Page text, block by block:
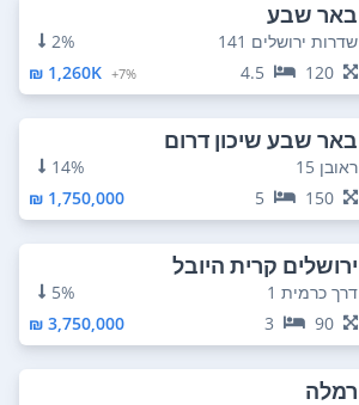
באר שבע
שדרות ירושלים 141
2%
120
4.5
7%+
1,260K ₪
באר שבע שיכון דרום
ראובן 15
14%
150
5
1,750,000 ₪
ירושלים קרית היובל
דרך כרמית 1
5%
90
3
3,750,000 ₪
רמלה